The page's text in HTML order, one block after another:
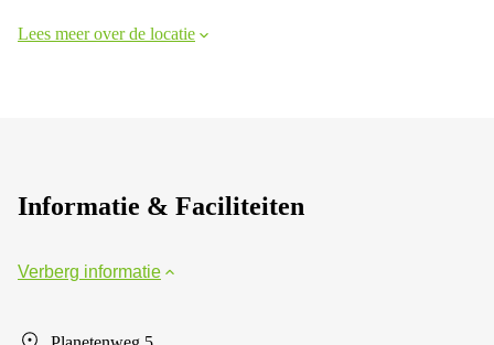
Lees meer over de locatie
Informatie & Faciliteiten
Verberg informatie